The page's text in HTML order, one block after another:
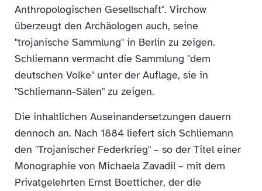
Anthropologischen Gesellschaft". Virchow
überzeugt den Archäologen auch, seine
"trojanische Sammlung" in Berlin zu zeigen.
Schliemann vermacht die Sammlung "dem
deutschen Volke" unter der Auflage, sie in
"Schliemann-Sälen" zu zeigen.
Die inhaltlichen Auseinandersetzungen dauern
dennoch an. Nach 1884 liefert sich Schliemann
den "Trojanischer Federkrieg" – so der Titel einer
Monographie von Michaela Zavadil – mit dem
Privatgelehrten Ernst Boetticher, der die